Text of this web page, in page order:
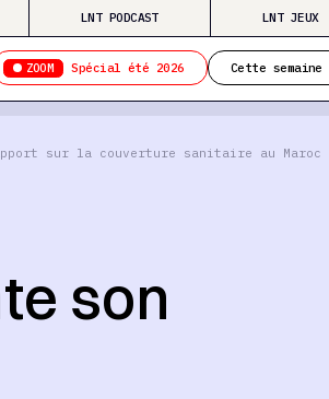
LNT PODCAST LNT JEUX
ZOOM Spécial été 2026 Cette semaine
sur la couverture sanitaire au Maroc
son